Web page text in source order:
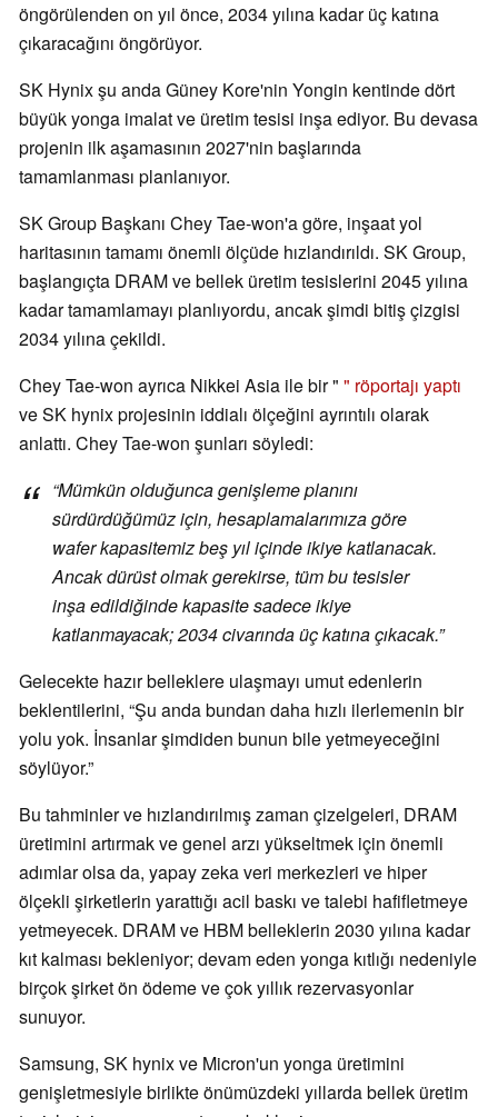
öngörülenden on yıl önce, 2034 yılına kadar üç katına
çıkaracağını öngörüyor.
SK Hynix şu anda Güney Kore'nin Yongin kentinde dört
büyük yonga imalat ve üretim tesisi inşa ediyor. Bu devasa
projenin ilk aşamasının 2027'nin başlarında
tamamlanması planlanıyor.
SK Group Başkanı Chey Tae-won'a göre, inşaat yol
haritasının tamamı önemli ölçüde hızlandırıldı. SK Group,
başlangıçta DRAM ve bellek üretim tesislerini 2045 yılına
kadar tamamlamayı planlıyordu, ancak şimdi bitiş çizgisi
2034 yılına çekildi.
Chey Tae-won ayrıca Nikkei Asia ile bir " " röportajı yaptı
ve SK hynix projesinin iddialı ölçeğini ayrıntılı olarak
anlattı. Chey Tae-won şunları söyledi:
“Mümkün olduğunca genişleme planını
sürdürdüğümüz için, hesaplamalarımıza göre
wafer kapasitemiz beş yıl içinde ikiye katlanacak.
Ancak dürüst olmak gerekirse, tüm bu tesisler
inşa edildiğinde kapasite sadece ikiye
katlanmayacak; 2034 civarında üç katına çıkacak.”
Gelecekte hazır belleklere ulaşmayı umut edenlerin
beklentilerini, “Şu anda bundan daha hızlı ilerlemenin bir
yolu yok. İnsanlar şimdiden bunun bile yetmeyeceğini
söylüyor.”
Bu tahminler ve hızlandırılmış zaman çizelgeleri, DRAM
üretimini artırmak ve genel arzı yükseltmek için önemli
adımlar olsa da, yapay zeka veri merkezleri ve hiper
ölçekli şirketlerin yarattığı acil baskı ve talebi hafifletmeye
yetmeyecek. DRAM ve HBM belleklerin 2030 yılına kadar
kıt kalması bekleniyor; devam eden yonga kıtlığı nedeniyle
birçok şirket ön ödeme ve çok yıllık rezervasyonlar
sunuyor.
Samsung, SK hynix ve Micron'un yonga üretimini
genişletmesiyle birlikte önümüzdeki yıllarda bellek üretim